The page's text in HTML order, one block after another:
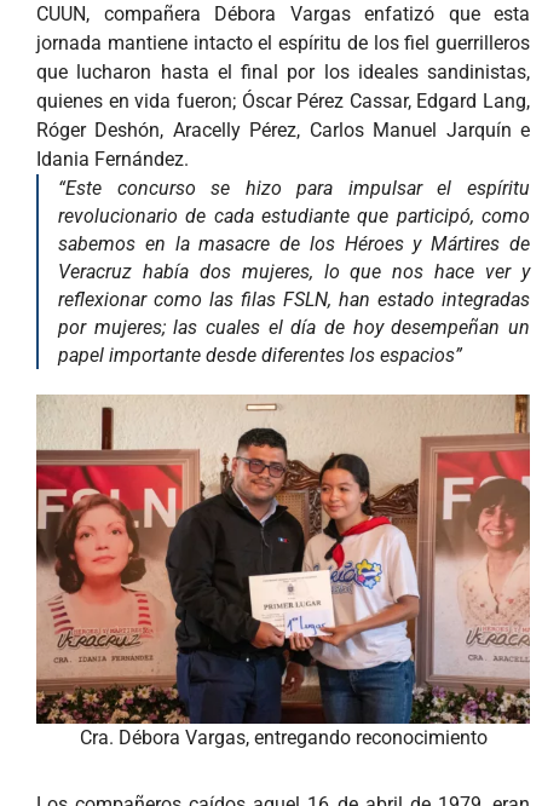
CUUN, compañera Débora Vargas enfatizó que esta
jornada mantiene intacto el espíritu de los fiel guerrilleros
que lucharon hasta el final por los ideales sandinistas,
quienes en vida fueron; Óscar Pérez Cassar, Edgard Lang,
Róger Deshón, Aracelly Pérez, Carlos Manuel Jarquín e
Idania Fernández.
“Este concurso se hizo para impulsar el espíritu
revolucionario de cada estudiante que participó, como
sabemos en la masacre de los Héroes y Mártires de
Veracruz había dos mujeres, lo que nos hace ver y
reflexionar como las filas FSLN, han estado integradas
por mujeres; las cuales el día de hoy desempeñan un
papel importante desde diferentes los espacios”
Cra. Débora Vargas, entregando reconocimiento